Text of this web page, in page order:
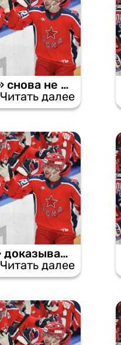
«Локомотив» снова не оставляет шансов ЦСКА.
Читать далее
«Металлург» доказывает свое превосходство, обыграв ЦСКА.
Читать далее